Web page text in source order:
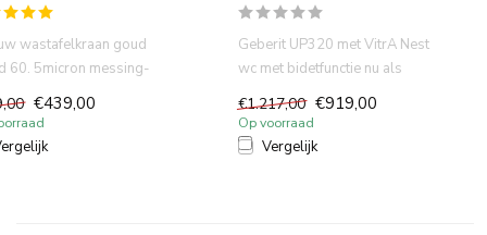
wastafelkraan goud
60. 5micron messing-
PVD (certifieerde). DZR ...
€439,00
Geberit UP320 met VitrA Nest
wc met bidetfunctie nu als
compleet pack in de aanb...
€1.217,00 €919,00
Op voorraad
Vergelijk